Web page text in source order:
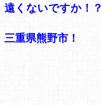
遠くないですか！？
三重県熊野市！